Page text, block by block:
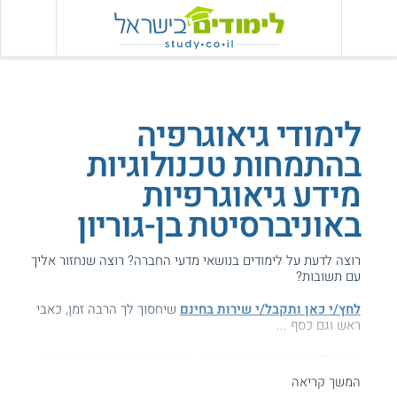
לימודי גיאוגרפיה
בהתמחות טכנולוגיות
מידע גיאוגרפיות
באוניברסיטת בן-גוריון
רוצה לדעת על לימודים בנושאי מדעי החברה? רוצה שנחזור אליך
עם תשובות?
לחץ/י כאן ותקבל/י שירות בחינם שיחסוך לך הרבה זמן, כאבי
ראש וגם כסף ...
המשך קריאה